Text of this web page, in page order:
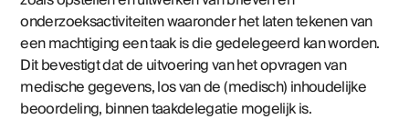
onderzoeksactiviteiten waaronder het laten tekenen van
een machtiging een taak is die gedelegeerd kan worden.
Dit bevestigt dat de uitvoering van het opvragen van
medische gegevens, los van de (medisch) inhoudelijke
beoordeling, binnen taakdelegatie mogelijk is.